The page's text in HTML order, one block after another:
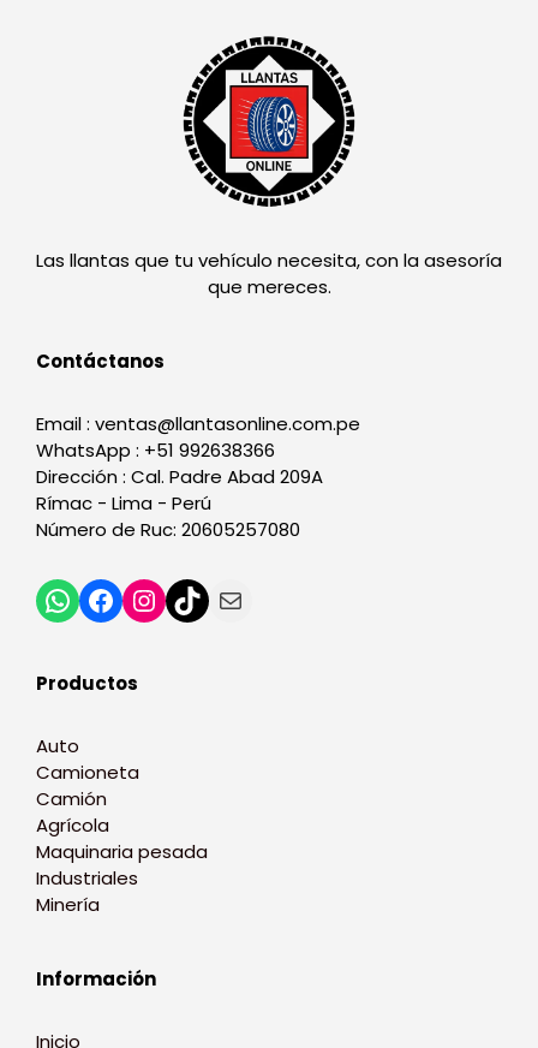
Las llantas que tu vehículo necesita, con la asesoría
que mereces.
Contáctanos
Email : ventas@llantasonline.com.pe
WhatsApp : +51 992638366
Dirección : Cal. Padre Abad 209A
Rímac - Lima - Perú
Número de Ruc: 20605257080
Productos
Auto
Camioneta
Camión
Agrícola
Maquinaria pesada
Industriales
Minería
Información
Inicio